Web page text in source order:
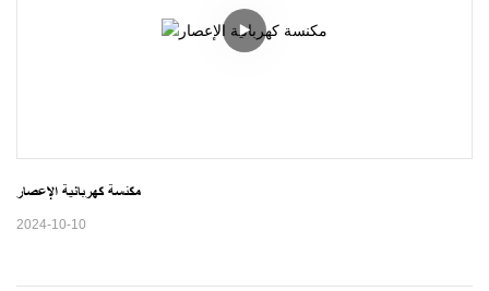
مكنسة كهربائية الإعصار
2024-10-10